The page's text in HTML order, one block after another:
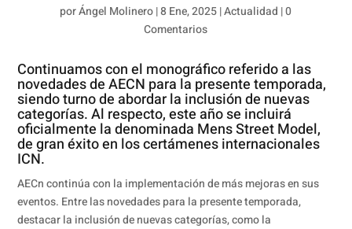
porÁngel Molinero|8 Ene, 2025|Actualidad |0
Comentarios
Continuamos con el monográfico referido a las
novedades de AECN para la presente temporada,
siendo turno de abordar la inclusión de nuevas
categorías. Al respecto, este año se incluirá
oficialmente la denominada Mens Street Model,
de gran éxito en los certámenes internacionales
ICN.
AECn continúa con la implementación de más mejoras en sus
eventos. Entre las novedades para la presente temporada,
destacar la inclusión de nuevas categorías, como la